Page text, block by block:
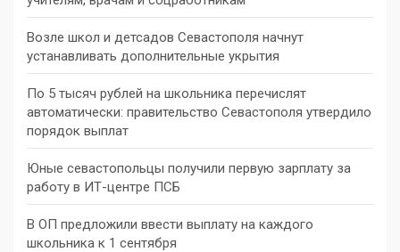
Возле школ и детсадов Севастополя начнут
устанавливать дополнительные укрытия
По 5 тысяч рублей на школьника перечислят
автоматически: правительство Севастополя утвердило
порядок выплат
Юные севастопольцы получили первую зарплату за
работу в ИТ-центре ПСБ
В ОП предложили ввести выплату на каждого
школьника к 1 сентября